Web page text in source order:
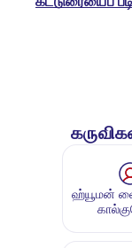
ஹ்யூமன்